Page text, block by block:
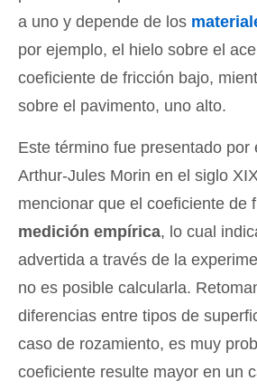
a uno y depende de los
por ejemplo, el hielo sobre el
coeficiente de fricción bajo,
sobre el pavimento, uno alto.
Este término fue presentado por
Arthur-Jules Morin en el siglo
mencionar que el coeficiente de
medición empírica, lo cual
advertida a través de la
no es posible calcularla.
diferencias entre tipos de
caso de rozamiento, es muy
coeficiente resulte mayor en un